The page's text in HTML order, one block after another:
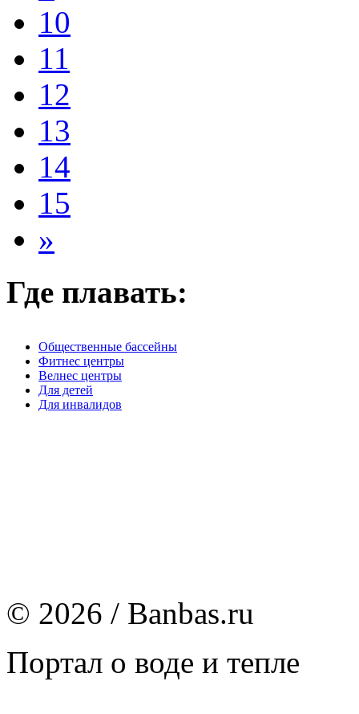
10
11
12
13
14
15
»
Где плавать:
Общественные бассейны
Фитнес центры
Велнес центры
Для детей
Для инвалидов
© 2026 / Banbas.ru
Портал о воде и тепле